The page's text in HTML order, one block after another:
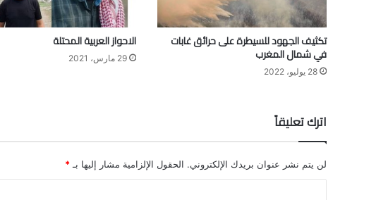
تكثيف الجهود للسيطرة على حرائق غابات
في شمال المغرب
28 يوليو، 2022
الاحواز العربية المحتلة
29 مارس، 2021
اترك تعليقاً
لن يتم نشر عنوان بريدك الإلكتروني. الحقول الإلزامية مشار إليها بـ *